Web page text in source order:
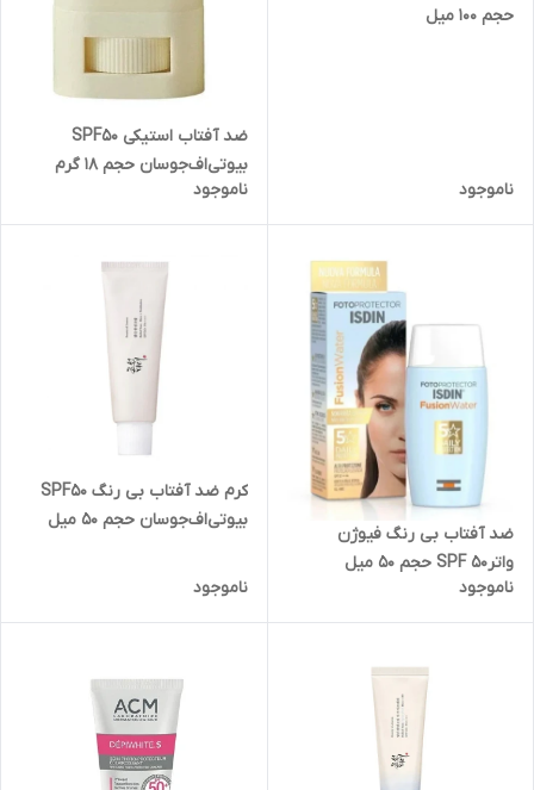
حجم 100 میل
ناموجود
ضد آفتاب استیکی SPF50
بیوتی‌اف‌جوسان حجم 18 گرم
ناموجود
ضد آفتاب بی رنگ فیوژن
واترSPF 50 حجم 50 میل
ناموجود
کرم ضد آفتاب بی رنگ SPF50
بیوتی‌اف‌جوسان حجم 50 میل
ناموجود